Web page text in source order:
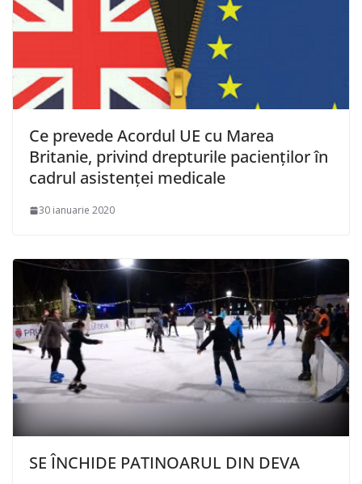
Ce prevede Acordul UE cu Marea
Britanie, privind drepturile pacienților în
cadrul asistenței medicale
30 ianuarie 2020
SE ÎNCHIDE PATINOARUL DIN DEVA